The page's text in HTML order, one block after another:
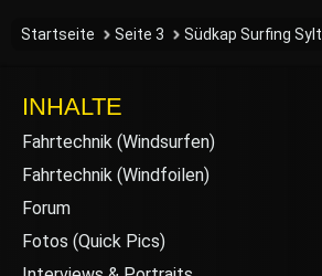
Startseite Seite 3 Südkap Surfing Sylt
INHALTE
Fahrtechnik (Windsurfen)
Fahrtechnik (Windfoilen)
Forum
Fotos (Quick Pics)